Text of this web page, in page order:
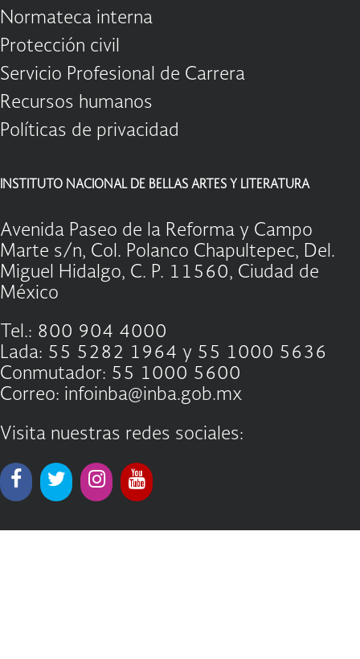
Normateca interna
Protección civil
Servicio Profesional de Carrera
Recursos humanos
Políticas de privacidad
INSTITUTO NACIONAL DE BELLAS ARTES Y LITERATURA
Avenida Paseo de la Reforma y Campo
Marte s/n, Col. Polanco Chapultepec, Del.
Miguel Hidalgo, C. P. 11560, Ciudad de
México
Tel.: 800 904 4000
Lada: 55 5282 1964 y 55 1000 5636
Conmutador: 55 1000 5600
Correo: infoinba@inba.gob.mx
Visita nuestras redes sociales: